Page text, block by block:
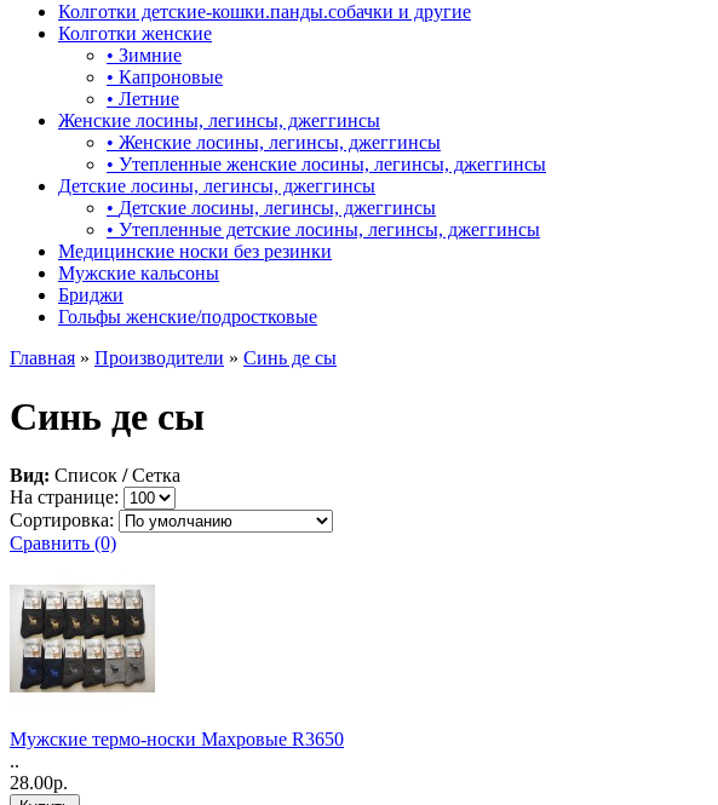
Колготки детские-кошки.панды.собачки и другие
Колготки женские
• Зимние
• Капроновые
• Летние
Женские лосины, легинсы, джеггинсы
• Женские лосины, легинсы, джеггинсы
• Утепленные женские лосины, легинсы, джеггинсы
Детские лосины, легинсы, джеггинсы
• Детские лосины, легинсы, джеггинсы
• Утепленные детские лосины, легинсы, джеггинсы
Медицинские носки без резинки
Мужские кальсоны
Бриджи
Гольфы женские/подростковые
Главная » Производители » Синь де сы
Синь де сы
Вид: Список / Сетка
На странице:
Сортировка:
Сравнить (0)
Мужские термо-носки Махровые R3650
..
28.00р.